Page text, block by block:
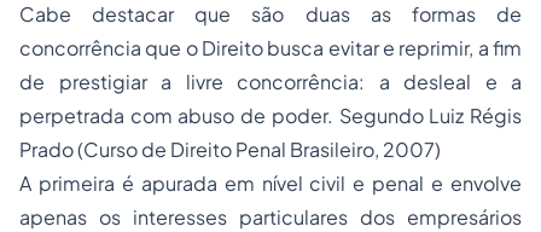
Cabe destacar que são duas as formas de
concorrência que o Direito busca evitar e reprimir, a fim
de prestigiar a livre concorrência: a desleal e a
perpetrada com abuso de poder. Segundo Luiz Régis
Prado (Curso de Direito Penal Brasileiro, 2007)
A primeira é apurada em nível civil e penal e envolve
apenas os interesses particulares dos empresários